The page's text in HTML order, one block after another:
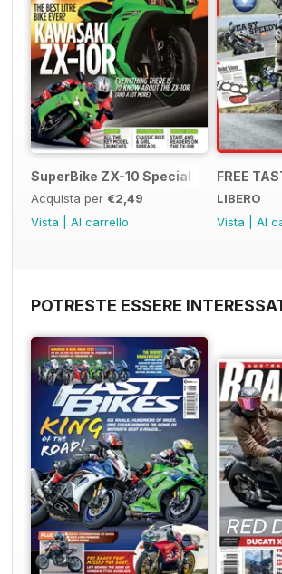
SuperBike ZX-10 Special
Acquista per €2,49
Vista
Al carrello
FREE
LIBERO
Vista
Al
POTRESTE ESSERE